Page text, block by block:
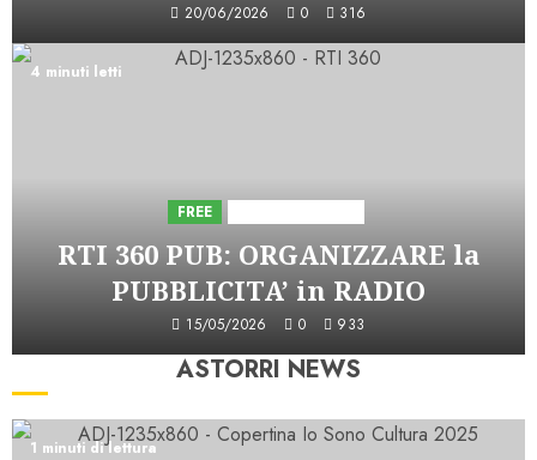
20/06/2026 0 316
4 minuti letti
FREE
RTI 360 PUB: ORGANIZZARE la
PUBBLICITA’ in RADIO
15/05/2026 0 933
ASTORRI NEWS
1 minuti di lettura